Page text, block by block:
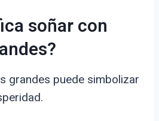
soñar con
grandes puede simbolizar